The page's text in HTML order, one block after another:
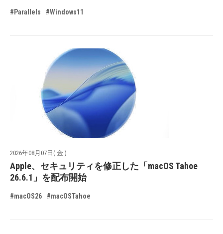
#Parallels #Windows11
2026年08月07日( 金 )
Apple、セキュリティを修正した「macOS Tahoe
26.6.1」を配布開始
#macOS26 #macOSTahoe